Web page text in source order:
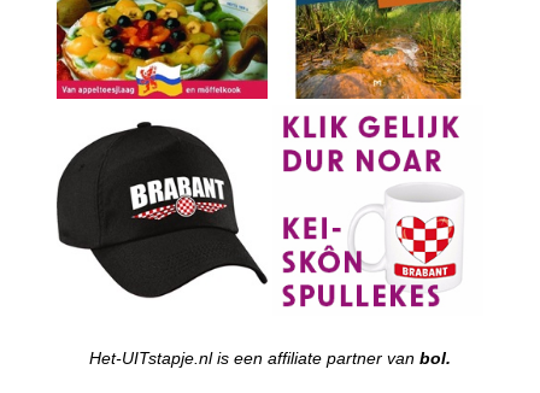
Het-UITstapje.nl is een affiliate partner van bol.